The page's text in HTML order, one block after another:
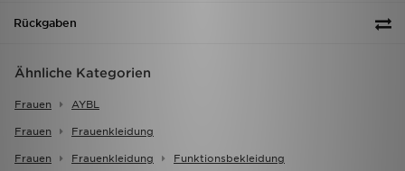
Rückgaben
Ähnliche Kategorien
Frauen AYBL
Frauen Frauenkleidung
Frauen Frauenkleidung Funktionsbekleidung